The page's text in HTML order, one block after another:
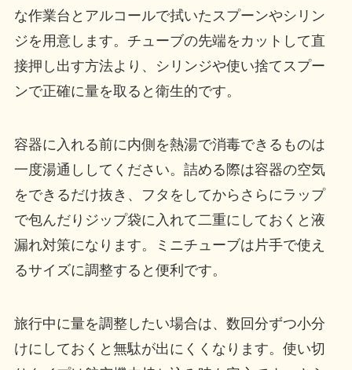
な作業台とアルコールで拭いたスプーンやシリン
ジを用意します。チューブの先端をカットして直
接押し出す方法より、シリンジや使い捨てスプー
ンで正確に量を取ると衛生的です。
容器に入れる前に内側を熱湯で消毒できるものは
一度湯通ししてください。詰める際は容器の空気
をできるだけ抜き、フタをしてからさらにラップ
で包んだりジップ袋に入れて二重にしておくと液
漏れ対策になります。ミニチューブは片手で使え
るサイズに調整すると便利です。
旅行中に量を調整したい場合は、数回分ずつ小分
けにしておくと無駄が出にくくなります。使い切